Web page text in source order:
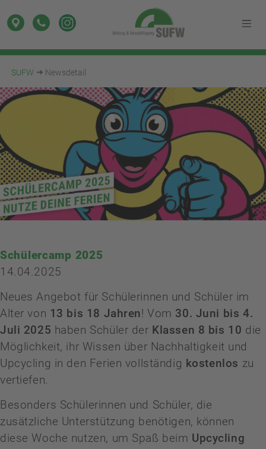
SUFW Newsdetail
Schülercamp 2025
14.04.2025
Neues Angebot für Schülerinnen und Schüler im
Alter von 13 bis 18 Jahren! Vom 30. Juni bis 4.
Juli 2025 haben Schüler der Klassen 8 bis 10 die
Möglichkeit, ihr Wissen über Nachhaltigkeit und
Upcycling in den Ferien vollständig kostenlos zu
vertiefen.
Besonders Schülerinnen und Schüler, die
zusätzliche Unterstützung benötigen, können
diese Woche nutzen, um Spaß beim Upcycling